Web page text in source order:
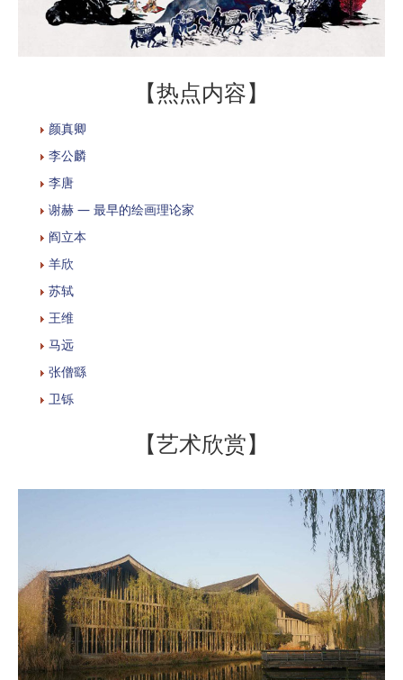
【热点内容】
颜真卿
李公麟
李唐
谢赫 — 最早的绘画理论家
阎立本
羊欣
苏轼
王维
马远
张僧繇
卫铄
【艺术欣赏】